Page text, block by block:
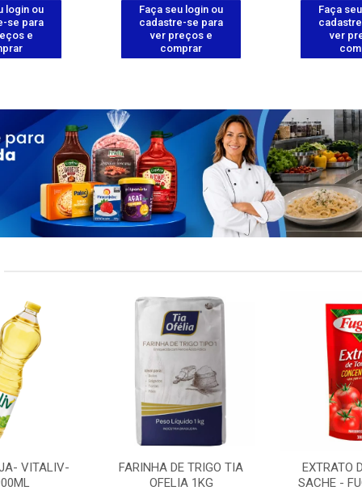
login ou
se para
e
Faça seu login ou
cadastre-se para
ver preços e
comprar
Faça
ver
VITALIV-
FARINHA DE TRIGO TIA
OFELIA 1KG
EXTRATO
SACHE -